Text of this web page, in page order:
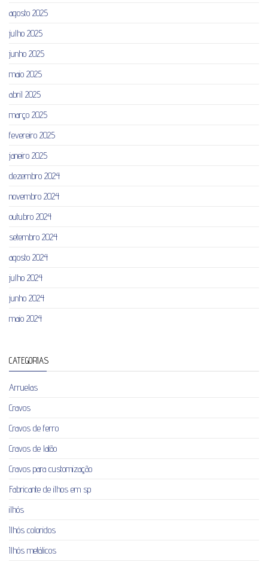
agosto 2025
julho 2025
junho 2025
maio 2025
abril 2025
março 2025
fevereiro 2025
janeiro 2025
dezembro 2024
novembro 2024
outubro 2024
setembro 2024
agosto 2024
julho 2024
junho 2024
maio 2024
CATEGORIAS
Arruelas
Cravos
Cravos de ferro
Cravos de latão
Cravos para customização
Fabricante de ilhos em sp
ilhós
Ilhós coloridos
Ilhós metálicos